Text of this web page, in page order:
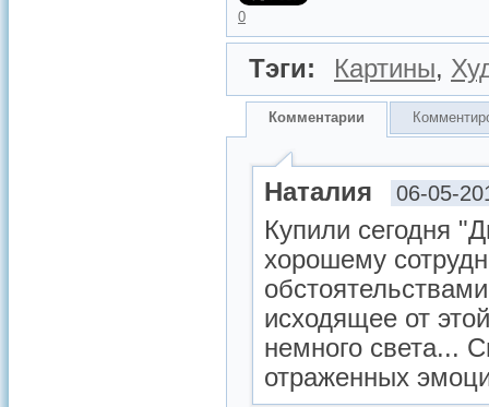
0
Тэги: Картины,
Комментарии
Наталия 06-05-
Купили сегодня
хорошему
исходящее от
немного света...
отраженных